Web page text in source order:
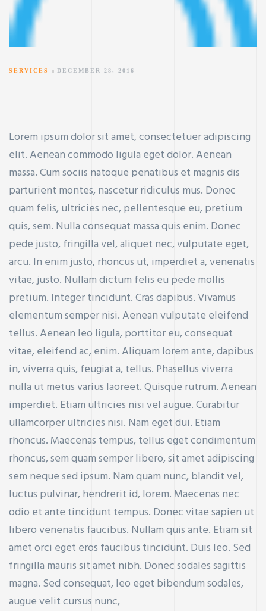
SERVICES DECEMBER 28, 2016
Lorem ipsum dolor sit amet, consectetuer adipiscing
elit. Aenean commodo ligula eget dolor. Aenean
massa. Cum sociis natoque penatibus et magnis dis
parturient montes, nascetur ridiculus mus. Donec
quam felis, ultricies nec, pellentesque eu, pretium
quis, sem. Nulla consequat massa quis enim. Donec
pede justo, fringilla vel, aliquet nec, vulputate eget,
arcu. In enim justo, rhoncus ut, imperdiet a, venenatis
vitae, justo. Nullam dictum felis eu pede mollis
pretium. Integer tincidunt. Cras dapibus. Vivamus
elementum semper nisi. Aenean vulputate eleifend
tellus. Aenean leo ligula, porttitor eu, consequat
vitae, eleifend ac, enim. Aliquam lorem ante, dapibus
in, viverra quis, feugiat a, tellus. Phasellus viverra
nulla ut metus varius laoreet. Quisque rutrum. Aenean
imperdiet. Etiam ultricies nisi vel augue. Curabitur
ullamcorper ultricies nisi. Nam eget dui. Etiam
rhoncus. Maecenas tempus, tellus eget condimentum
rhoncus, sem quam semper libero, sit amet adipiscing
sem neque sed ipsum. Nam quam nunc, blandit vel,
luctus pulvinar, hendrerit id, lorem. Maecenas nec
odio et ante tincidunt tempus. Donec vitae sapien ut
libero venenatis faucibus. Nullam quis ante. Etiam sit
amet orci eget eros faucibus tincidunt. Duis leo. Sed
fringilla mauris sit amet nibh. Donec sodales sagittis
magna. Sed consequat, leo eget bibendum sodales,
augue velit cursus nunc,